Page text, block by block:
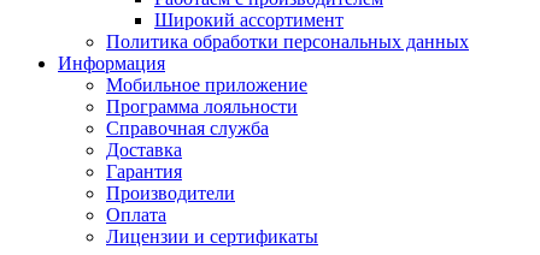
Широкий ассортимент
Политика обработки персональных данных
Информация
Мобильное приложение
Программа лояльности
Справочная служба
Доставка
Гарантия
Производители
Оплата
Лицензии и сертификаты